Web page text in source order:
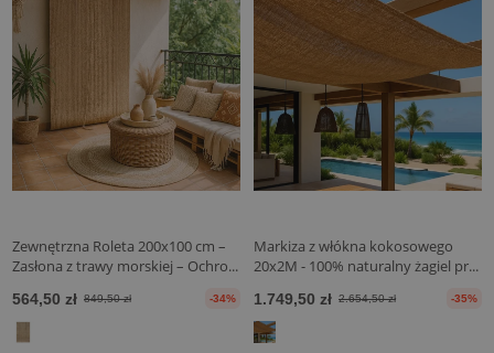
Zewnętrzna Roleta 200x100 cm –
Zasłona z trawy morskiej – Ochro...
564,50 zł 849,50 zł -34%
Markiza z włókna kokosowego
20x2M - 100% naturalny żagiel pr...
1.749,50 zł 2.654,50 zł -35%